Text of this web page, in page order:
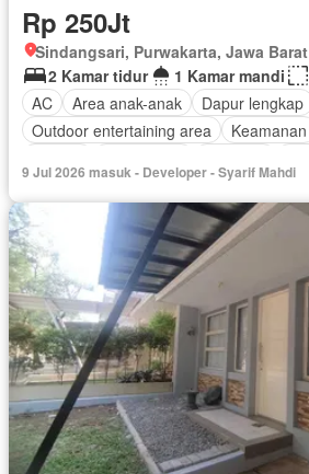
Rp 250Jt
Sindangsari, Purwakarta, Jawa Barat
2 Kamar tidur
1 Kamar mandi
AC
Area anak-anak Dapur lengkap
Outdoor entertaining area
Keamanan
9 Jul 2026 masuk - Developer - Syarif Mahdi